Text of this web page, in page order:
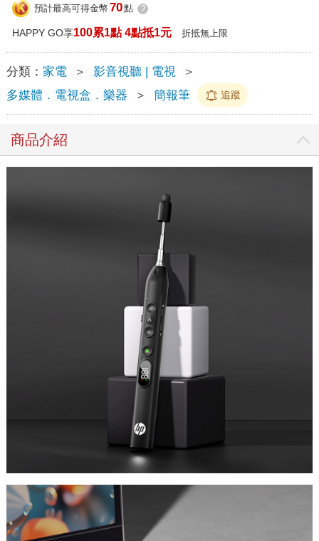
預計最高可得金幣 70點 ?
HAPPY GO享100累1點 4點抵1元 折抵無上限
分類： 家電 ＞ 影音視聽 | 電視
＞
多媒體．電視盒．樂器
＞ 簡報筆 追蹤
商品介紹